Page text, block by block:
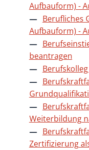
Aufbauform) -
Berufliches
Aufbauform) -
beantragen
Weiterbildung
Zertifizierung